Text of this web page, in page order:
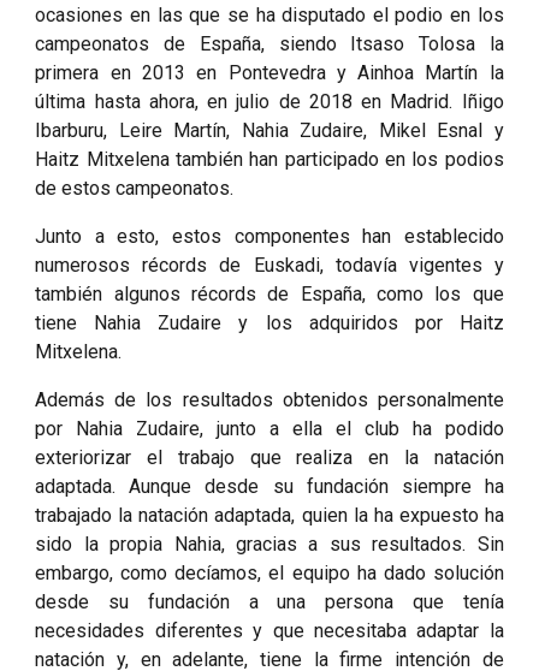
ocasiones en las que se ha disputado el podio en los
campeonatos de España, siendo Itsaso Tolosa la
primera en 2013 en Pontevedra y Ainhoa Martín la
última hasta ahora, en julio de 2018 en Madrid. Iñigo
Ibarburu, Leire Martín, Nahia Zudaire, Mikel Esnal y
Haitz Mitxelena también han participado en los podios
de estos campeonatos.
Junto a esto, estos componentes han establecido
numerosos récords de Euskadi, todavía vigentes y
también algunos récords de España, como los que
tiene Nahia Zudaire y los adquiridos por Haitz
Mitxelena.
Además de los resultados obtenidos personalmente
por Nahia Zudaire, junto a ella el club ha podido
exteriorizar el trabajo que realiza en la natación
adaptada. Aunque desde su fundación siempre ha
trabajado la natación adaptada, quien la ha expuesto ha
sido la propia Nahia, gracias a sus resultados. Sin
embargo, como decíamos, el equipo ha dado solución
desde su fundación a una persona que tenía
necesidades diferentes y que necesitaba adaptar la
natación y, en adelante, tiene la firme intención de